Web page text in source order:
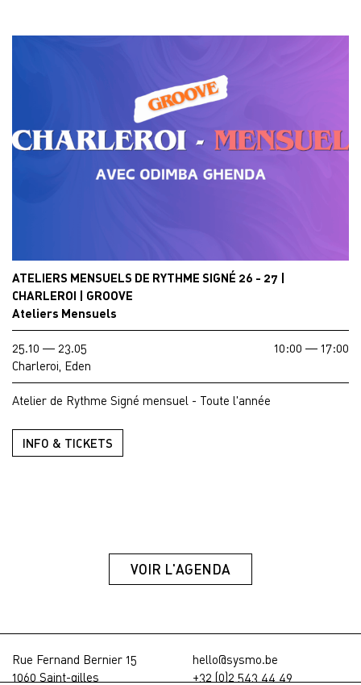
ATELIERS MENSUELS DE RYTHME SIGNÉ 26 - 27 |
CHARLEROI | GROOVE
Ateliers Mensuels
25.10 — 23.05
10:00 — 17:00
Charleroi, Eden
Atelier de Rythme Signé mensuel - Toute l'année
INFO & TICKETS
VOIR L'AGENDA
Rue Fernand Bernier 15
1060 Saint-gilles
hello@sysmo.be
+32 (0)2 543 44 49